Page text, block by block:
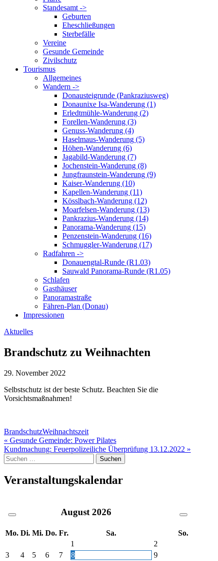
Standesamt ->
Geburten
Eheschließungen
Sterbefälle
Vereine
Gesunde Gemeinde
Zivilschutz
Tourismus
Allgemeines
Wandern ->
Donausteigrunde (Pankraziusweg)
Donaunixe Isa-Wanderung (1)
Erledtmühle-Wanderung (2)
Forellen-Wanderung (3)
Genuss-Wanderung (4)
Haselmaus-Wanderung (5)
Höhen-Wanderung (6)
Jagabild-Wanderung (7)
Jochenstein-Wanderung (8)
Jungfraunstein-Wanderung (9)
Kaiser-Wanderung (10)
Kapellen-Wanderung (11)
Kösslbach-Wanderung (12)
Moarfelsen-Wanderung (13)
Pankrazius-Wanderung (14)
Panorama-Wanderung (15)
Penzenstein-Wanderung (16)
Schmuggler-Wanderung (17)
Radfahren ->
Donauengtal-Runde (R1.03)
Sauwald Panorama-Runde (R1.05)
Schlafen
Gasthäuser
Panoramastraße
Fähren-Plan (Donau)
Impressionen
Aktuelles
Brandschutz zu Weihnachten
29. November 2022
Selbstschutz ist der beste Schutz. Beachten Sie die
Vorsichtsmaßnahmen!
BrandschutzWeihnachtszeit
Beitragsnavigation
« Gesunde Gemeinde: Power Pilates
Kundmachung: Feuerpolizeiliche Überprüfung 13.12.2022 »
Suche
nach:
Veranstaltungskalendar
August 2026
Mo. Di. Mi. Do. Fr. Sa.
So.
1
2
3
4 5 6 7 8 9